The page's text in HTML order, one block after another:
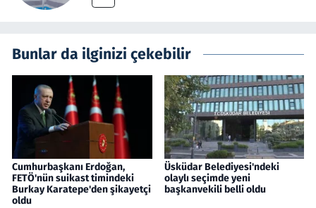
Bunlar da ilginizi çekebilir
Cumhurbaşkanı Erdoğan,
FETÖ'nün suikast timindeki
Burkay Karatepe'den şikayetçi
oldu
Üsküdar Belediyesi'ndeki
olaylı seçimde yeni
başkanvekili belli oldu